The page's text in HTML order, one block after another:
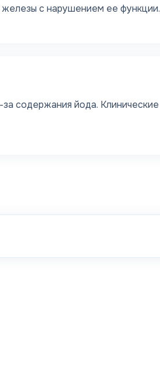
железы с нарушением ее функции.
содержания йода. Клинические